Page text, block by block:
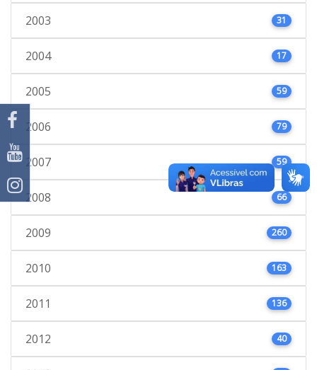
2003 31
2004 17
2005 59
2006 79
2007 59
2008 66
2009 260
2010 163
2011 136
2012 40